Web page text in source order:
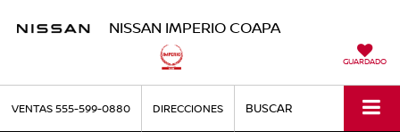
NISSAN IMPERIO COAPA
GUARDADO
VENTAS555-599-0880 DIRECCIONES BUSCAR